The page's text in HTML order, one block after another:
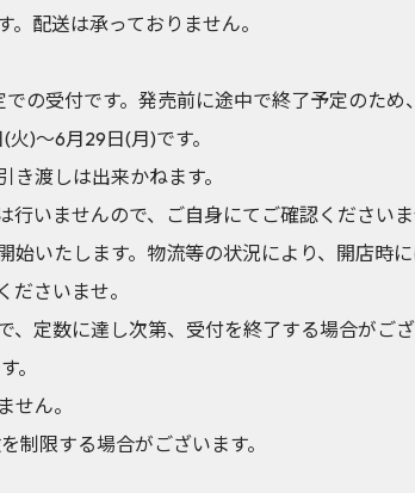
配送は承っておりません。
の受付です。発売前に途中で終了予定のため
)～6月29日(月)です。
渡しは出来かねます。
いませんので、ご自身にてご確認くださいま
いたします。物流等の状況により、開店時
さいませ。
定数に達し次第、受付を終了する場合がござ
。
ん。
制限する場合がございます。